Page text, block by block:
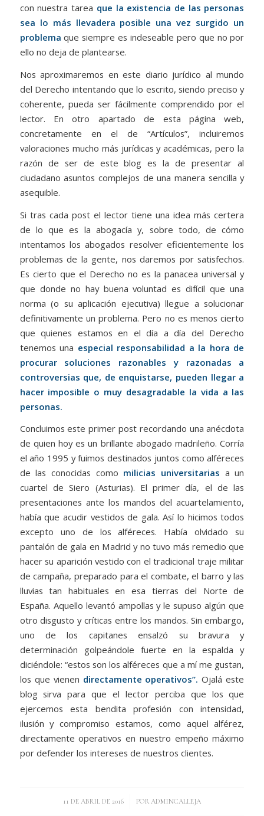
con nuestra tarea que la existencia de las personas
sea lo más llevadera posible una vez surgido un
problema que siempre es indeseable pero que no por
ello no deja de plantearse.
Nos aproximaremos en este diario jurídico al mundo
del Derecho intentando que lo escrito, siendo preciso y
coherente, pueda ser fácilmente comprendido por el
lector. En otro apartado de esta página web,
concretamente en el de “Artículos”, incluiremos
valoraciones mucho más jurídicas y académicas, pero la
razón de ser de este blog es la de presentar al
ciudadano asuntos complejos de una manera sencilla y
asequible.
Si tras cada post el lector tiene una idea más certera
de lo que es la abogacía y, sobre todo, de cómo
intentamos los abogados resolver eficientemente los
problemas de la gente, nos daremos por satisfechos.
Es cierto que el Derecho no es la panacea universal y
que donde no hay buena voluntad es difícil que una
norma (o su aplicación ejecutiva) llegue a solucionar
definitivamente un problema. Pero no es menos cierto
que quienes estamos en el día a día del Derecho
tenemos una especial responsabilidad a la hora de
procurar soluciones razonables y razonadas a
controversias que, de enquistarse, pueden llegar a
hacer imposible o muy desagradable la vida a las
personas.
Concluimos este primer post recordando una anécdota
de quien hoy es un brillante abogado madrileño. Corría
el año 1995 y fuimos destinados juntos como alféreces
de las conocidas como milicias universitarias a un
cuartel de Siero (Asturias). El primer día, el de las
presentaciones ante los mandos del acuartelamiento,
había que acudir vestidos de gala. Así lo hicimos todos
excepto uno de los alféreces. Había olvidado su
pantalón de gala en Madrid y no tuvo más remedio que
hacer su aparición vestido con el tradicional traje militar
de campaña, preparado para el combate, el barro y las
lluvias tan habituales en esa tierras del Norte de
España. Aquello levantó ampollas y le supuso algún que
otro disgusto y críticas entre los mandos. Sin embargo,
uno de los capitanes ensalzó su bravura y
determinación golpeándole fuerte en la espalda y
diciéndole: “estos son los alféreces que a mí me gustan,
los que vienen directamente operativos”.Ojalá este
blog sirva para que el lector perciba que los que
ejercemos esta bendita profesión con intensidad,
ilusión y compromiso estamos, como aquel alférez,
directamente operativos en nuestro empeño máximo
por defender los intereses de nuestros clientes.
11 DE ABRIL DE 2016
/ POR ADMINCALLEJA